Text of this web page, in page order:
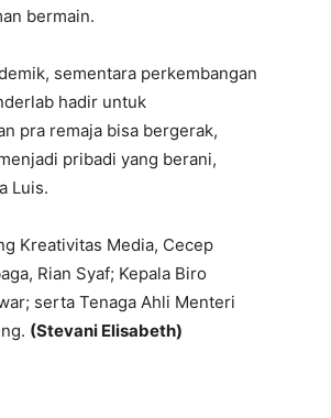
bermain.
sementara perkembangan
hadir untuk
pra remaja bisa bergerak,
pribadi yang berani,
Luis.
Kreativitas Media, Cecep
Rian Syaf; Kepala Biro
serta Tenaga Ahli Menteri
(Stevani Elisabeth)